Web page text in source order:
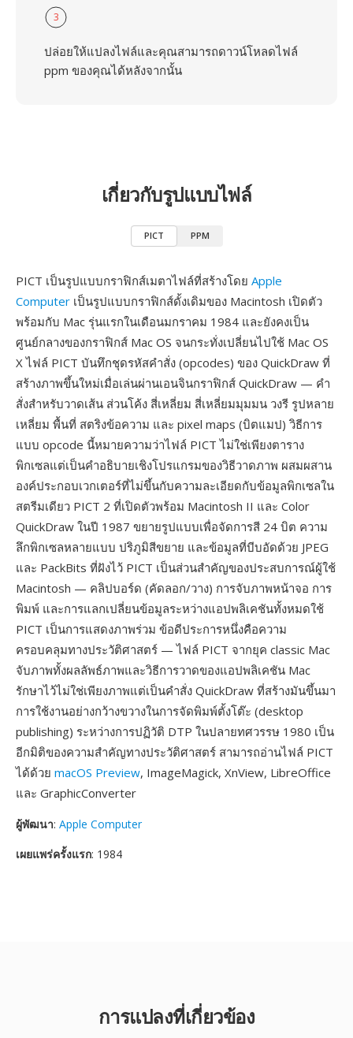
3
ปล่อยให้แปลงไฟล์และคุณสามารถดาวน์โหลดไฟล์
ppm ของคุณได้หลังจากนั้น
เกี่ยวกับรูปแบบไฟล์
PICT PPM
PICT เป็นรูปแบบกราฟิกส์เมตาไฟล์ที่สร้างโดย Apple
Computer เป็นรูปแบบกราฟิกส์ดั้งเดิมของ Macintosh เปิดตัว
พร้อมกับ Mac รุ่นแรกในเดือนมกราคม 1984 และยังคงเป็น
ศูนย์กลางของกราฟิกส์ Mac OS จนกระทั่งเปลี่ยนไปใช้ Mac OS
X ไฟล์ PICT บันทึกชุดรหัสคำสั่ง (opcodes) ของ QuickDraw ที่
สร้างภาพขึ้นใหม่เมื่อเล่นผ่านเอนจินกราฟิกส์ QuickDraw — คำ
สั่งสำหรับวาดเส้น ส่วนโค้ง สี่เหลี่ยม สี่เหลี่ยมมุมมน วงรี รูปหลาย
เหลี่ยม พื้นที่ สตริงข้อความ และ pixel maps (บิตแมป) วิธีการ
แบบ opcode นี้หมายความว่าไฟล์ PICT ไม่ใช่เพียงตาราง
พิกเซลแต่เป็นคำอธิบายเชิงโปรแกรมของวิธีวาดภาพ ผสมผสาน
องค์ประกอบเวกเตอร์ที่ไม่ขึ้นกับความละเอียดกับข้อมูลพิกเซลใน
สตรีมเดียว PICT 2 ที่เปิดตัวพร้อม Macintosh II และ Color
QuickDraw ในปี 1987 ขยายรูปแบบเพื่อจัดการสี 24 บิต ความ
ลึกพิกเซลหลายแบบ ปริภูมิสีขยาย และข้อมูลที่บีบอัดด้วย JPEG
และ PackBits ที่ฝังไว้ PICT เป็นส่วนสำคัญของประสบการณ์ผู้ใช้
Macintosh — คลิปบอร์ด (คัดลอก/วาง) การจับภาพหน้าจอ การ
พิมพ์ และการแลกเปลี่ยนข้อมูลระหว่างแอปพลิเคชันทั้งหมดใช้
PICT เป็นการแสดงภาพร่วม ข้อดีประการหนึ่งคือความ
ครอบคลุมทางประวัติศาสตร์ — ไฟล์ PICT จากยุค classic Mac
จับภาพทั้งผลลัพธ์ภาพและวิธีการวาดของแอปพลิเคชัน Mac
รักษาไว้ไม่ใช่เพียงภาพแต่เป็นคำสั่ง QuickDraw ที่สร้างมันขึ้นมา
การใช้งานอย่างกว้างขวางในการจัดพิมพ์ตั้งโต๊ะ (desktop
publishing) ระหว่างการปฏิวัติ DTP ในปลายทศวรรษ 1980 เป็น
อีกมิติของความสำคัญทางประวัติศาสตร์ สามารถอ่านไฟล์ PICT
ได้ด้วย macOS Preview, ImageMagick, XnView, LibreOffice
และ GraphicConverter
ผู้พัฒนา: Apple Computer
เผยแพร่ครั้งแรก: 1984
การแปลงที่เกี่ยวข้อง